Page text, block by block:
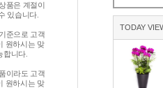
TODAY
품은 계절이
있습니다.
준으로 고객
원하시는 맞
합니다.
이라도 고객
원하시는 맞